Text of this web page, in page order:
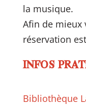
la musique.
Afin de mieux
réservation
INFOS
Bibliothèque